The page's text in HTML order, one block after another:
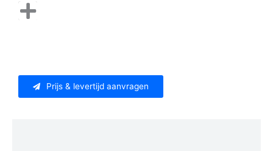
Prijs & levertijd aanvragen